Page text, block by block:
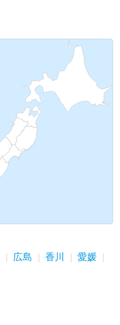
広島 香川
愛媛